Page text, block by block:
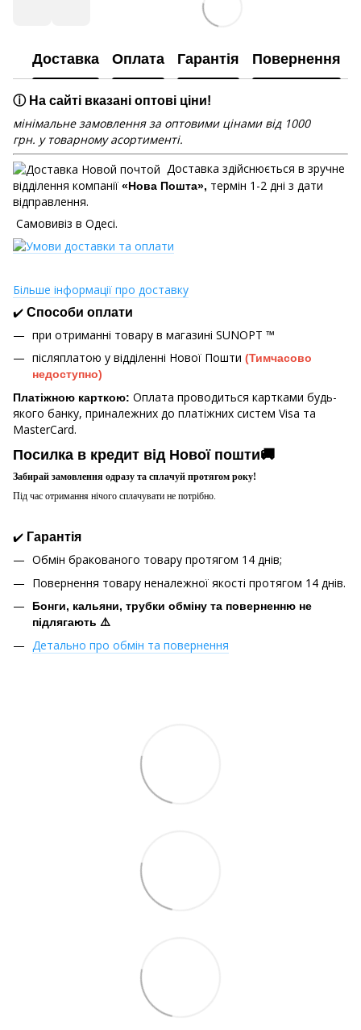
Доставка Оплата Гарантія Повернення
ⓘ На сайті вказані оптові ціни!
мінімальне замовлення за оптовими цінами від 1000
грн. у товарному асортименті.
Доставка здійснюється в зручне
відділення компанії «Нова Пошта», термін 1-2 дні з дати
відправлення.
Самовивіз в Одесі.
Більше інформації про доставку
✔️ Способи оплати
при отриманні товару в магазині SUNOPT ™
післяплатою у відділенні Нової Пошти (Тимчасово
недоступно)
Платіжною карткою: Оплата проводиться картками будь-
якого банку, приналежних до платіжних систем Visa та
MasterCard.
Посилка в кредит від Нової пошти🚚
Забирай замовлення одразу та сплачуй протягом року!
Під час отримання нічого сплачувати не потрібно.
✔️ Гарантія
Обмін бракованого товару протягом 14 днів;
Повернення товару неналежної якості протягом 14 днів.
Бонги, кальяни, трубки обміну та поверненню не
підлягають ⚠️
Детально про обмін та повернення